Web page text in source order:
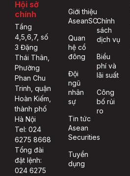
Hội sở
chính
Tầng
4,5,6,7, số
3 Đặng
Thái Thân,
Phường
Phan Chu
Trinh, quận
Hoàn Kiếm,
thành phố
Hà Nội
Tel: 024
6275 8668
Tổng đài
đặt lệnh:
024 6275
Giới thiệu
AseanSC
Quan
hệ cổ
đông
Đội
ngũ
nhân
sự
Tin tức
Asean
Securities
Tuyển
dụng
Chính
sách
dịch vụ
Biểu
phí và
lãi suất
Công
bố rủi
ro